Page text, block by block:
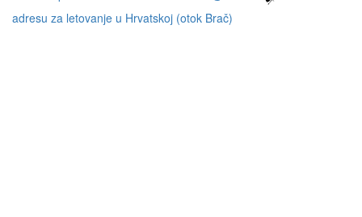
adresu za letovanje u Hrvatskoj (otok Brač)